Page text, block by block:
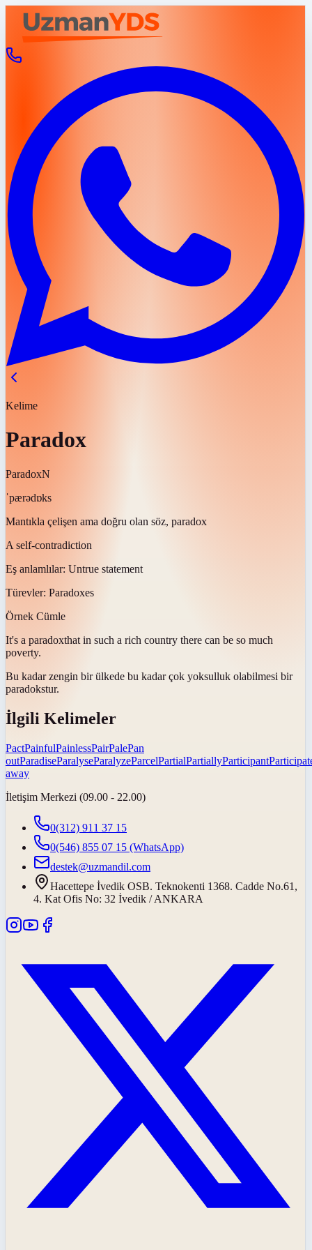
Kelime
Paradox
ParadoxN
ˈpærədɒks
Mantıkla çelişen ama doğru olan söz, paradox
A self-contradiction
Eş anlamlılar: Untrue statement
Türevler: Paradoxes
Örnek Cümle
It's a paradoxthat in such a rich country there can be so much
poverty.
Bu kadar zengin bir ülkede bu kadar çok yoksulluk olabilmesi bir
paradokstur.
İlgili Kelimeler
PactPainfulPainlessPairPalePan
outParadiseParalyseParalyzeParcelPartialPartiallyParticipant
away
İletişim Merkezi (09.00 - 22.00)
0(312) 911 37 15
0(546) 855 07 15 (WhatsApp)
destek@uzmandil.com
Hacettepe İvedik OSB. Teknokenti 1368. Cadde No.61,
4. Kat Ofis No: 32 İvedik / ANKARA